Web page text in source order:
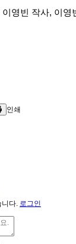
이영빈 작사, 이영
인쇄
니다. 로그인